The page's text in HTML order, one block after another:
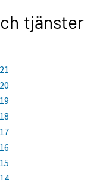
tjänster